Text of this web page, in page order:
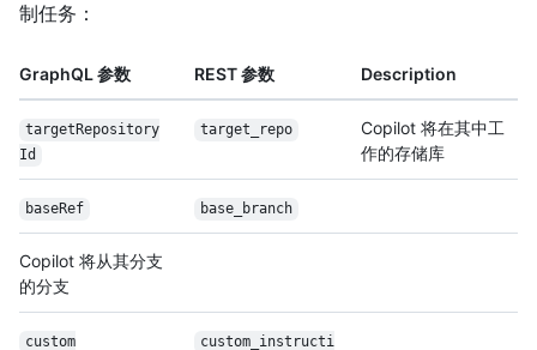
制任务：
GraphQL 参数 REST 参数 Description
target Repository
Id
target_repo
Copilot 将在其中工
作的存储库
baseRef base_branch
Copilot 将从其分支
的分支
custom
custom_instructi